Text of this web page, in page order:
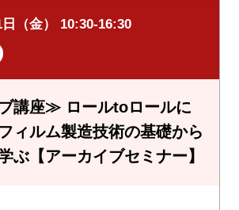
（金） 10:30-16:30
講座≫ ロールtoロールに
ィルム製造技術の基礎から
ぶ【アーカイブセミナー】